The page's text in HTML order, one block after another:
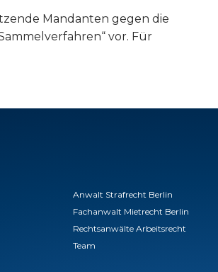
Mandanten gegen die
vor. Für
Anwalt Strafrecht Berlin
Fachanwalt Mietrecht Berlin
Rechtsanwälte Arbeitsrecht
Team